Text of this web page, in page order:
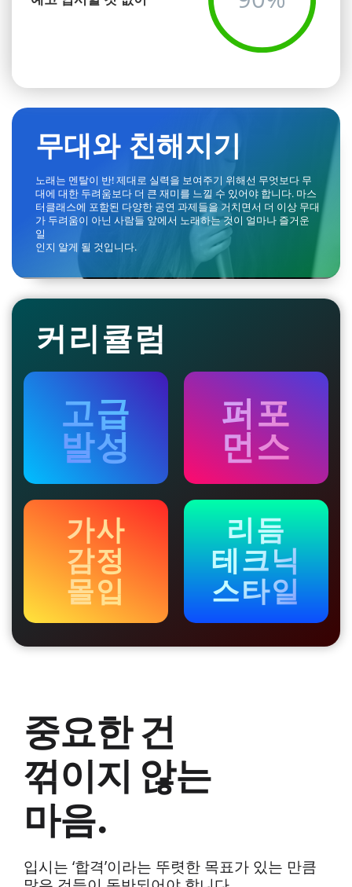
무대와 친해지기
노래는 멘탈이 반! 제대로 실력을 보여주기 위해선 무엇보다 무
대에 대한 두려움보다 더 큰 재미를 느낄 수 있어야 합니다. 마스
터클래스에 포함된 다양한 공연 과제들을 거치면서 더 이상 무대
가 두려움이 아닌 사람들 앞에서 노래하는 것이 얼마나 즐거운
일
인지 알게 될 것입니다.
커리큘럼
고급
발성
퍼포
먼스
가사
감정
몰입
리듬
테크닉
스타일
중요한 건
꺾이지 않는
마음.
입시는 ‘합격’이라는 뚜렷한 목표가 있는 만큼